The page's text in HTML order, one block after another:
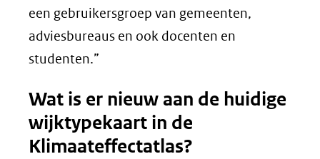
een gebruikersgroep van gemeenten,
adviesbureaus en ook docenten en
studenten.”
Wat is er nieuw aan de huidige
wijktypekaart in de
Klimaateffectatlas?